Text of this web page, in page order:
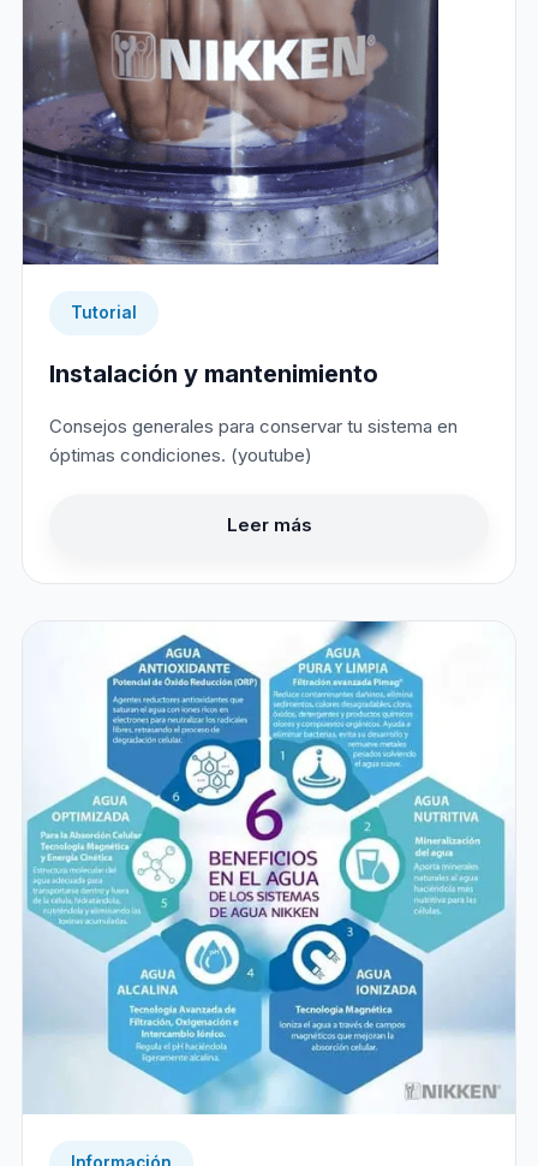
Tutorial
Instalación y mantenimiento
Consejos generales para conservar tu sistema en
óptimas condiciones. (youtube)
Leer más
Información